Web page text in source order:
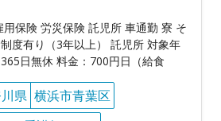
保険 労災保険 託児所 車通勤 寮 そ
度有り（3年以上） 託児所 対象年
日無休 料金：700円日（給食
県 横浜市青葉区